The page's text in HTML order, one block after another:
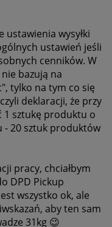
ustawienia wysyłki
ustawień jeśli
cenników. W
bazują na
tylko na tym co się
deklaracji, że przy
1 sztukę produktu o
- 20 sztuk produktów
pracy, chciałbym
DPD Pickup
wszystko ok, ale
aby ten sam
31kg 😉